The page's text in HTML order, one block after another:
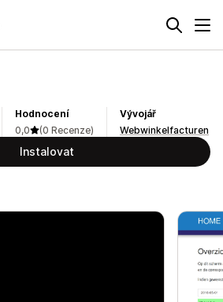
Hodnocení
0,0
(0 Recenze)
Vývojář
Webwinkelfacturen
Instalovat